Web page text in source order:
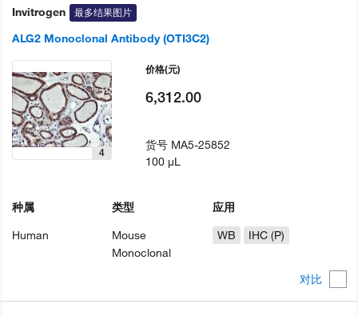
Invitrogen 最多结果图片
ALG2 Monoclonal Antibody (OTI3C2)
对比
4
种属
Human
类型
Mouse
Monoclonal
应用
WB
IHC (P)
价格(元)
6,312.00
货号 MA5-25852
100 µL